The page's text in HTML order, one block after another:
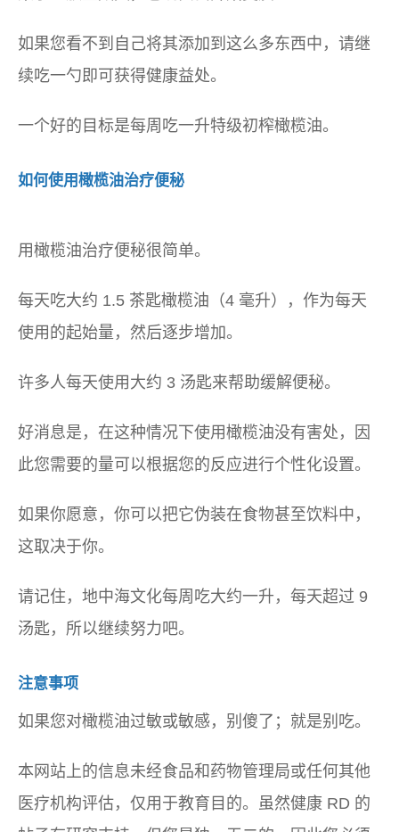
如果您看不到自己将其添加到这么多东西中，请继
续吃一勺即可获得健康益处。
一个好的目标是每周吃一升特级初榨橄榄油。
如何使用橄榄油治疗便秘
用橄榄油治疗便秘很简单。
每天吃大约 1.5 茶匙橄榄油（4 毫升），作为每天
使用的起始量，然后逐步增加。
许多人每天使用大约 3 汤匙来帮助缓解便秘。
好消息是，在这种情况下使用橄榄油没有害处，因
此您需要的量可以根据您的反应进行个性化设置。
如果你愿意，你可以把它伪装在食物甚至饮料中，
这取决于你。
请记住，地中海文化每周吃大约一升，每天超过 9
汤匙，所以继续努力吧。
注意事项
如果您对橄榄油过敏或敏感，别傻了；就是别吃。
本网站上的信息未经食品和药物管理局或任何其他
医疗机构评估，仅用于教育目的。虽然健康 RD 的